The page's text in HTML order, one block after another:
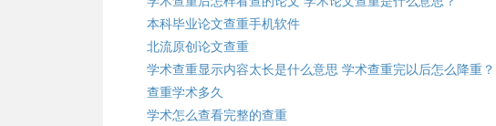
本科毕业论文查重手机软件
北流原创论文查重
学术查重显示内容太长是什么意思 学术查重完以后怎么降重？
查重学术多久
学术怎么查看完整的查重